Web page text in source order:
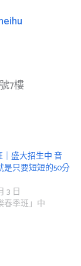
7樓
｜盛大招生中 音
是只要短短的50分
3 日
春季班」中